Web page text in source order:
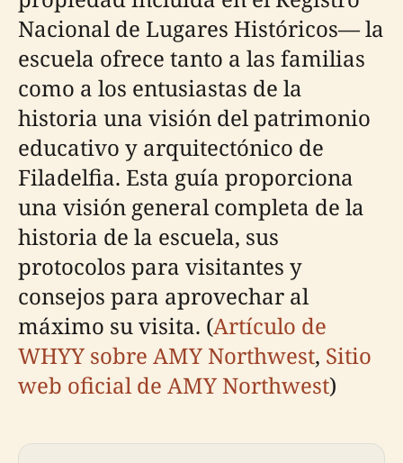
Nacional de Lugares Históricos— la
escuela ofrece tanto a las familias
como a los entusiastas de la
historia una visión del patrimonio
educativo y arquitectónico de
Filadelfia. Esta guía proporciona
una visión general completa de la
historia de la escuela, sus
protocolos para visitantes y
consejos para aprovechar al
máximo su visita. (Artículo de
WHYY sobre AMY Northwest, Sitio
web oficial de AMY Northwest)